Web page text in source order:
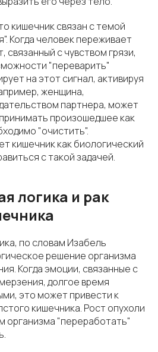
кишечник связан с темой
Когда человек переживает
связанный с чувством грязи,
"переварить"
на этот сигнал, активируя
женщина,
партнера, может
произошедшее как
"очистить".
кишечник как биологический
с такой задачей.
логика и рак
по словам Изабель
решение организма
Когда эмоции, связанные с
долгое время
это может привести к
кишечника. Рост опухоли
организма "переработать"